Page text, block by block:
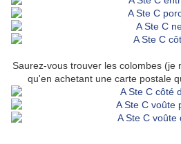
Saurez-vous trouver les colombes (je
qu'en achetant une carte postale